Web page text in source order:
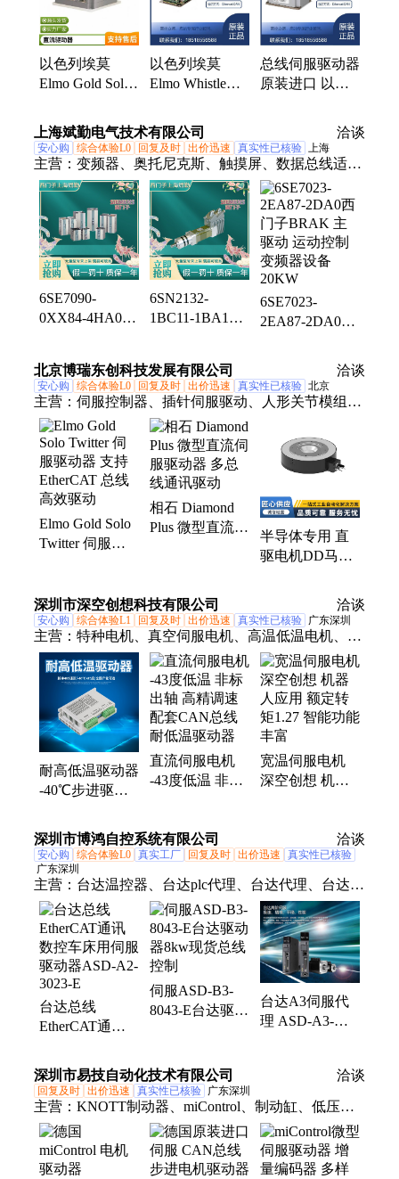
以色列埃莫
Elmo Gold Solo
总线伺服驱动器
以色列埃莫
Elmo Whistle系
服 驱动器
总线伺服驱动器
原装进口 以色
上海斌勤电气技术有限公司 洽谈
安心购 综合体验L0 回复及时 出价迅速 真实性已核验 上海
主营： 变频器、奥托尼克斯、触摸屏、数据总线适配
器、电缆、模块、驱动、PLC模块、S7-1500、S7-
1200、S7-300、S7-200、代理商、西门子代理、西门
子代理商
6SE7090-
0XX84-4HA0西
驱动LBA数据
总线适配器
6SN2132-
1BC11-1BA1西
POSMO A 可编
程定位电机 无
刷
6SE7023-
2EA87-2DA0西
驱动 运动控制
变频器设备
20KW
北京博瑞东创科技发展有限公司 洽谈
安心购 综合体验L0 回复及时 出价迅速 真实性已核验 北京
主营： 伺服控制器、插针伺服驱动、人形关节模组、
直流伺服驱动器、微型直流伺服驱动器、紧凑型驱动
器、通用关节模组电机、运动控制系统、关节模组电
机、空轴关节模组电机、大理石运动平台、多轴组合
运动平台、国产关节模组电机、加工大理石平台、高
精度平台、实验大理石运动平台、设备专用关节模
组、中空关节模组电机、机器人专用伺服器、直驱电
机、DD马达、无铁芯直线电机、直驱电机DD马达、
Elmo Gold Solo
Twitter 伺服驱
高效驱动
相石 Diamond
Plus 微型直流伺
半导体专用 直
驱电机DD马达
深圳市深空创想科技有限公司 洽谈
安心购 综合体验L1 回复及时 出价迅速 真实性已核验 广东深圳
主营： 特种电机、真空伺服电机、高温低温电机、低
温驱动器、大功率永磁电机、真空高低温模块产品
耐高低温驱动器
-40℃步进驱动
温驱动脉冲总线
可选
直流伺服电机
-43度低温 非标
耐低温驱动器
宽温伺服电机
深空创想 机器
深圳市博鸿自控系统有限公司 洽谈
安心购 综合体验L0 真实工厂 回复及时 出价迅速
真实性已核验
广东深圳
主营： 台达温控器、台达plc代理、台达代理、台达伺
服驱动器、台达一级代理、台达伺服代理、台达电机
代理、台达变频器、台达触摸屏、台达工业软件
台达总线
EtherCAT通讯
驱动器ASD-A2-
3023-E
伺服ASD-B3-
8043-E台达驱动
台达A3伺服代
理 ASD-A3-
加工高精定位
深圳市易技自动化技术有限公司 洽谈
回复及时 出价迅速 真实性已核验 广东深圳
主营： KNOTT制动器、miControl、制动缸、低压伺
服驱动器、进口伺服驱动器、无刷电机驱动器、有刷
电机驱动器、移动式机器人驱动器、液压卡钳、湿式
制动器、伺服控制器、直流电机伺服、直线电机伺